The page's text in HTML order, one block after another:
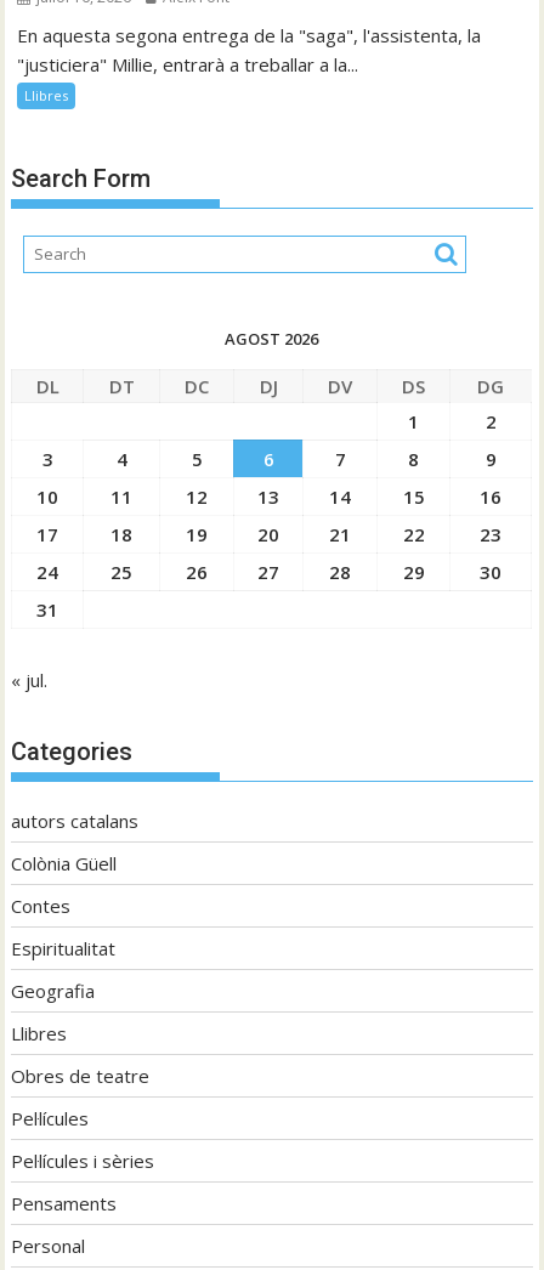
En aquesta segona entrega de la "saga", l'assistenta, la
"justiciera" Millie, entrarà a treballar a la...
Llibres
Search Form
AGOST 2026
DL DT DC DJ DV DS
DG
1
2
3
4 5 6 7 8
9
10
11 12 13 14 15
16
17
18 19 20 21 22
23
24
25 26 27 28 29
30
31
« jul.
Categories
autors catalans
Colònia Güell
Contes
Espiritualitat
Geografia
Llibres
Obres de teatre
Pel·lícules
Pel·lícules i sèries
Pensaments
Personal